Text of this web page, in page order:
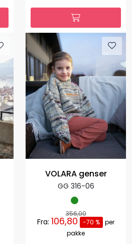
VOLARA genser
GG 316-06
356,00
Fra: 106,80 -70 % per
pakke